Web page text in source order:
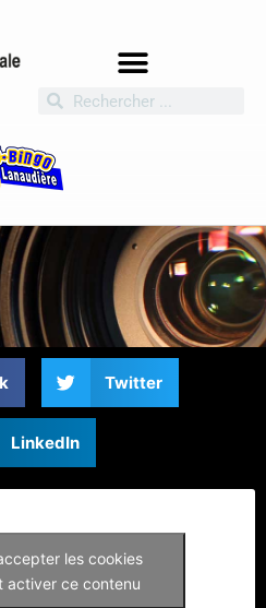
Twitter
LinkedIn
les cookies
activer ce contenu